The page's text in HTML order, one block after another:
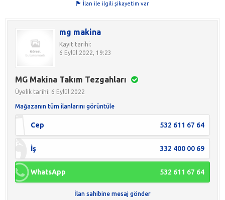
İlan ile ilgili şikayetim var
mg makina
Kayıt tarihi:
6 Eylül 2022, 19:23
MG Makina Takım Tezgahları
Üyelik tarihi: 6 Eylül 2022
Mağazanın tüm ilanlarını görüntüle
Cep 532 611 67 64
İş 332 400 00 69
WhatsApp 532 611 67 64
İlan sahibine mesaj gönder